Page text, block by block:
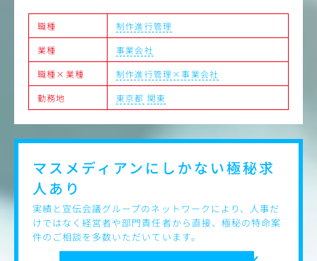
職種
制作進行管理
業種
事業会社
職種×業種
制作進行管理×事業会社
勤務地
東京都 関東
マスメディアンにしかない極秘求
人あり
実績と宣伝会議グループのネットワークにより、人事だ
けではなく経営者や部門責任者から直接、極秘の特命案
件のご相談を多数いただいています。